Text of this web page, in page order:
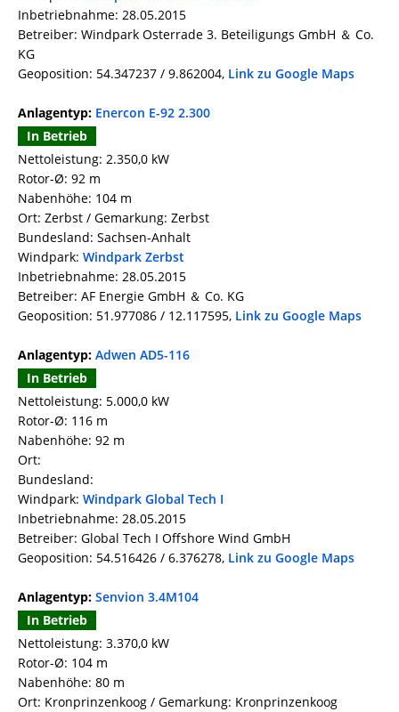
Inbetriebnahme: 28.05.2015
Betreiber: Windpark Osterrade 3. Beteiligungs GmbH ＆ Co.
KG
Geoposition: 54.347237 / 9.862004, Link zu Google Maps
Anlagentyp: Enercon E-92 2.300
In Betrieb
Nettoleistung: 2.350,0 kW
Rotor-Ø: 92 m
Nabenhöhe: 104 m
Ort: Zerbst / Gemarkung: Zerbst
Bundesland: Sachsen-Anhalt
Windpark: Windpark Zerbst
Inbetriebnahme: 28.05.2015
Betreiber: AF Energie GmbH ＆ Co. KG
Geoposition: 51.977086 / 12.117595, Link zu Google Maps
Anlagentyp: Adwen AD5-116
In Betrieb
Nettoleistung: 5.000,0 kW
Rotor-Ø: 116 m
Nabenhöhe: 92 m
Ort:
Bundesland:
Windpark: Windpark Global Tech I
Inbetriebnahme: 28.05.2015
Betreiber: Global Tech I Offshore Wind GmbH
Geoposition: 54.516426 / 6.376278, Link zu Google Maps
Anlagentyp: Senvion 3.4M104
In Betrieb
Nettoleistung: 3.370,0 kW
Rotor-Ø: 104 m
Nabenhöhe: 80 m
Ort: Kronprinzenkoog / Gemarkung: Kronprinzenkoog